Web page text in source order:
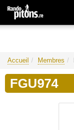
Accueil Membres
FGU974